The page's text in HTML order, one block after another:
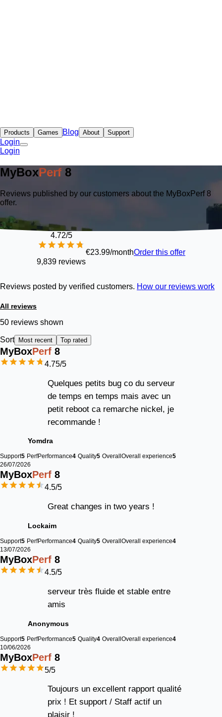
Products Games Blog About Support
Login
Login
MyBoxPerf 8
Reviews published by our customers about the MyBoxPerf 8
offer.
4.72/5
9,839 reviews
€23.99/monthOrder this offer
Reviews posted by verified customers. How our reviews work
All reviews
50 reviews shown
Sort Most recent Top rated
MyBoxPerf 8
4.75/5
Quelques petits bug co du serveur
de temps en temps mais avec un
petit reboot ca remarche nickel, je
recommande !
Yomdra
Support5 PerfPerformance4 Quality5 Overall Overall experience5
26/07/2026
MyBoxPerf 8
4.5/5
Great changes in two years !
Lockaim
Support5 PerfPerformance4 Quality5 Overall Overall experience4
13/07/2026
MyBoxPerf 8
4.5/5
serveur très fluide et stable entre
amis
Anonymous
Support5 PerfPerformance5 Quality4 OverallOverall experience4
10/06/2026
MyBoxPerf 8
5/5
Toujours un excellent rapport qualité
prix ! Et support / Staff actif un
plaisir !